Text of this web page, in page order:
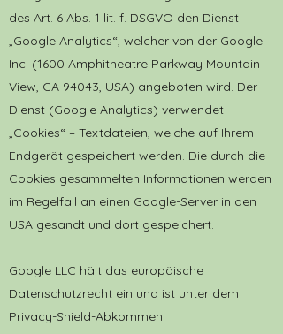
des Art. 6 Abs. 1 lit. f. DSGVO den Dienst
„Google Analytics“, welcher von der Google
Inc. (1600 Amphitheatre Parkway Mountain
View, CA 94043, USA) angeboten wird. Der
Dienst (Google Analytics) verwendet
„Cookies“ – Textdateien, welche auf Ihrem
Endgerät gespeichert werden. Die durch die
Cookies gesammelten Informationen werden
im Regelfall an einen Google-Server in den
USA gesandt und dort gespeichert.
Google LLC hält das europäische
Datenschutzrecht ein und ist unter dem
Privacy-Shield-Abkommen